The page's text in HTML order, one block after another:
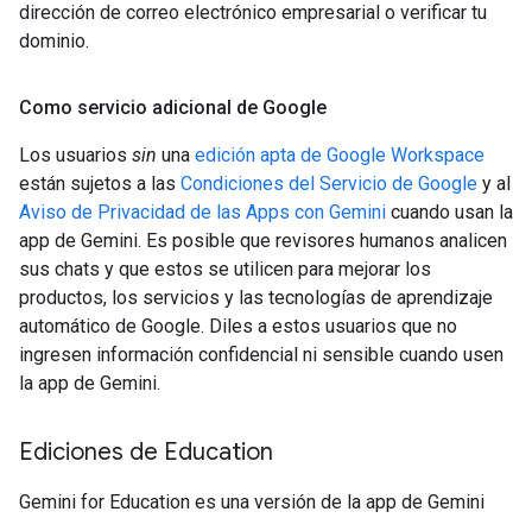
dirección de correo electrónico empresarial o verificar tu
dominio.
Como servicio adicional de Google
Los usuarios sin una edición apta de Google Workspace
están sujetos a las Condiciones del Servicio de Google y al
Aviso de Privacidad de las Apps con Gemini cuando usan la
app de Gemini. Es posible que revisores humanos analicen
sus chats y que estos se utilicen para mejorar los
productos, los servicios y las tecnologías de aprendizaje
automático de Google. Diles a estos usuarios que no
ingresen información confidencial ni sensible cuando usen
la app de Gemini.
Ediciones de Education
Gemini for Education es una versión de la app de Gemini